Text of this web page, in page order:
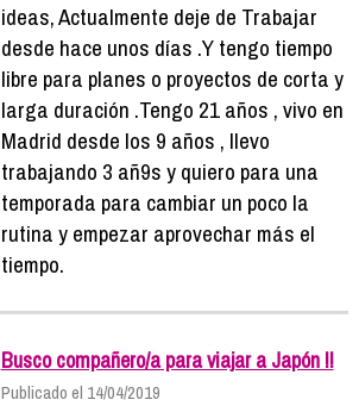
ideas, Actualmente deje de Trabajar
desde hace unos días .Y tengo tiempo
libre para planes o proyectos de corta y
larga duración .Tengo 21 años , vivo en
Madrid desde los 9 años , llevo
trabajando 3 añ9s y quiero para una
temporada para cambiar un poco la
rutina y empezar aprovechar más el
tiempo.
Busco compañero/a para viajar a Japón !!
Publicado el 14/04/2019